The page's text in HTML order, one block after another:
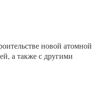
новой атомной
а также с другими